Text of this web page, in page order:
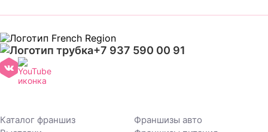
+7 937 590 00 91
Каталог франшиз
Франшизы авто